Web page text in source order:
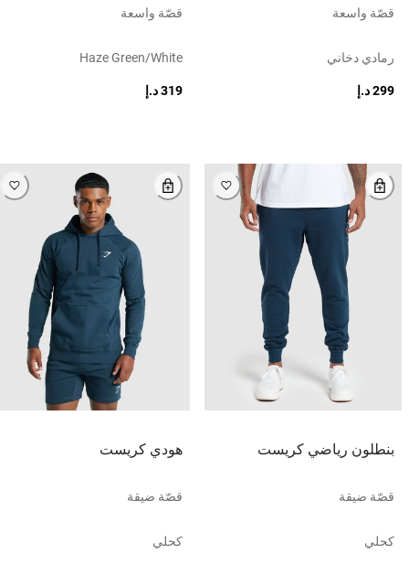
قصّة واسعة
رمادي دخاني
299 د.إ
قصّة واسعة
Haze Green/white
319 د.إ
بنطلون رياضي كريست
قصّة ضيقة
كحلي
هودي كريست
قصّة ضيقة
كحلي